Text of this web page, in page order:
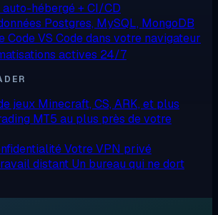
auto-hébergé + CI/CD
Postgres, MySQL, MongoDB
CodeVS Code dans votre navigateur
actives 24/7
jeux Minecraft, CS, ARK, et plus
MT5 au plus près de votre
Votre VPN privé
distant Un bureau qui ne dort